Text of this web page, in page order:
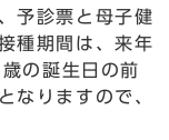
予診票と母子健
種期間は、来年
の誕生日の前
なりますので、